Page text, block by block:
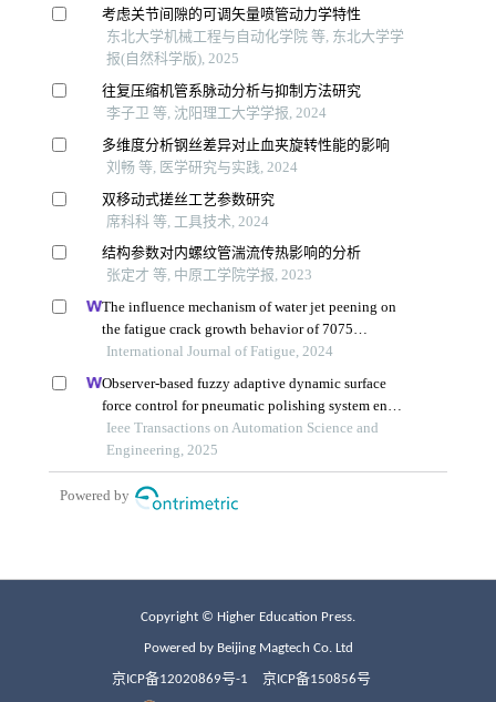
Copyright © Higher Education Press.
Powered by Beijing Magtech Co. Ltd
京ICP备12020869号-1 京ICP备150856号